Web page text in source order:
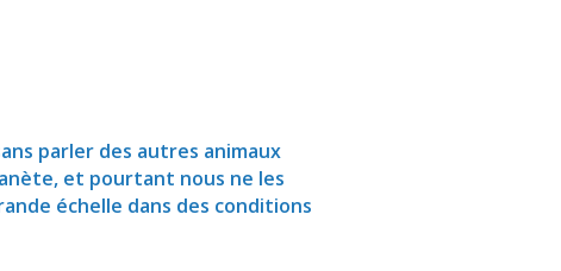
parler des autres animaux
et pourtant nous ne les
échelle dans des conditions